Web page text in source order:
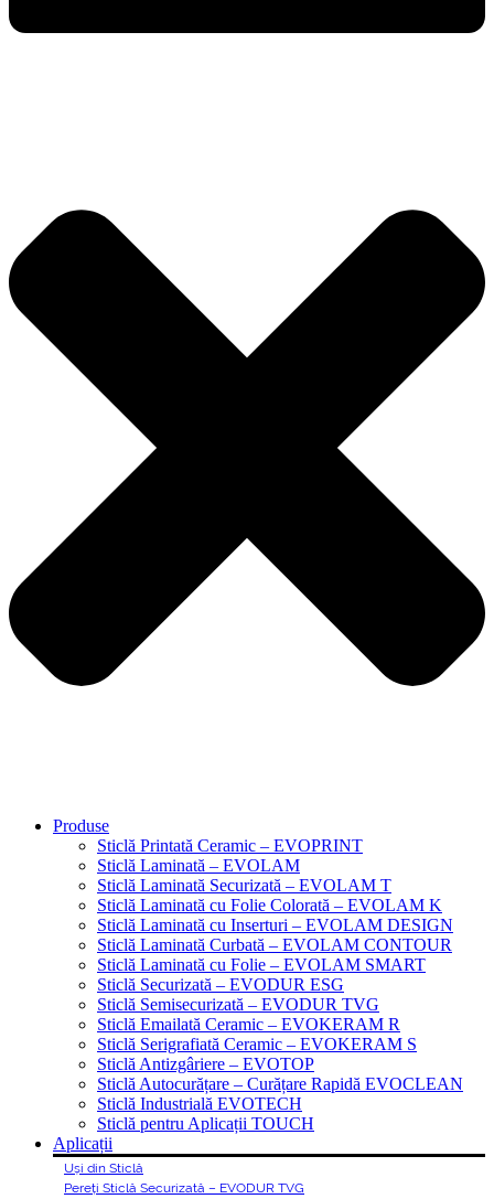
Produse
Sticlă Printată Ceramic – EVOPRINT
Sticlă Laminată – EVOLAM
Sticlă Laminată Securizată – EVOLAM T
Sticlă Laminată cu Folie Colorată – EVOLAM K
Sticlă Laminată cu Inserturi – EVOLAM DESIGN
Sticlă Laminată Curbată – EVOLAM CONTOUR
Sticlă Laminată cu Folie – EVOLAM SMART
Sticlă Securizată – EVODUR ESG
Sticlă Semisecurizată – EVODUR TVG
Sticlă Emailată Ceramic – EVOKERAM R
Sticlă Serigrafiată Ceramic – EVOKERAM S
Sticlă Antizgâriere – EVOTOP
Sticlă Autocurățare – Curățare Rapidă EVOCLEAN
Sticlă Industrială EVOTECH
Sticlă pentru Aplicații TOUCH
Aplicații
Uși din Sticlă
Pereți Sticlă Securizată – EVODUR TVG